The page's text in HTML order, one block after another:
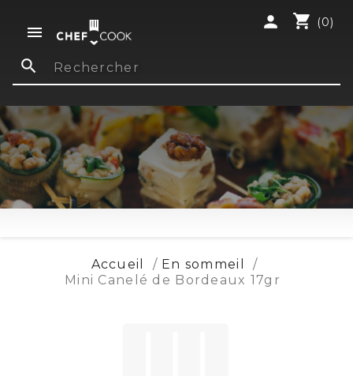

shopping_cart (0)
person
search
Accueil
En sommeil
Mini Canelé de Bordeaux 17gr